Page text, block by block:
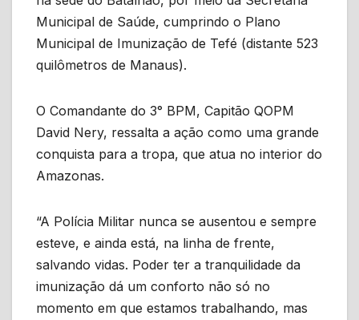
Municipal de Saúde, cumprindo o Plano
Municipal de Imunização de Tefé (distante 523
quilômetros de Manaus).
O Comandante do 3° BPM, Capitão QOPM
David Nery, ressalta a ação como uma grande
conquista para a tropa, que atua no interior do
Amazonas.
“A Polícia Militar nunca se ausentou e sempre
esteve, e ainda está, na linha de frente,
salvando vidas. Poder ter a tranquilidade da
imunização dá um conforto não só no
momento em que estamos trabalhando, mas